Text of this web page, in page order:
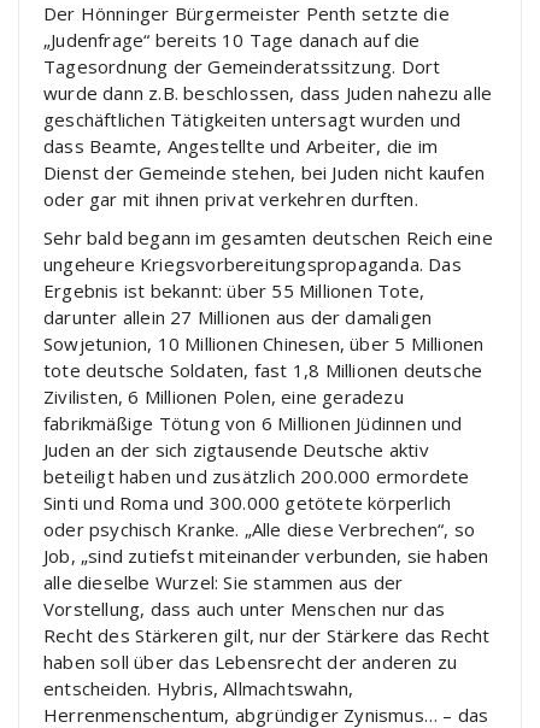
Der Hönninger Bürgermeister Penth setzte die
„Judenfrage“ bereits 10 Tage danach auf die
Tagesordnung der Gemeinderatssitzung. Dort
wurde dann z.B. beschlossen, dass Juden nahezu alle
geschäftlichen Tätigkeiten untersagt wurden und
dass Beamte, Angestellte und Arbeiter, die im
Dienst der Gemeinde stehen, bei Juden nicht kaufen
oder gar mit ihnen privat verkehren durften.
Sehr bald begann im gesamten deutschen Reich eine
ungeheure Kriegsvorbereitungspropaganda. Das
Ergebnis ist bekannt: über 55 Millionen Tote,
darunter allein 27 Millionen aus der damaligen
Sowjetunion, 10 Millionen Chinesen, über 5 Millionen
tote deutsche Soldaten, fast 1,8 Millionen deutsche
Zivilisten, 6 Millionen Polen, eine geradezu
fabrikmäßige Tötung von 6 Millionen Jüdinnen und
Juden an der sich zigtausende Deutsche aktiv
beteiligt haben und zusätzlich 200.000 ermordete
Sinti und Roma und 300.000 getötete körperlich
oder psychisch Kranke. „Alle diese Verbrechen“, so
Job, „sind zutiefst miteinander verbunden, sie haben
alle dieselbe Wurzel: Sie stammen aus der
Vorstellung, dass auch unter Menschen nur das
Recht des Stärkeren gilt, nur der Stärkere das Recht
haben soll über das Lebensrecht der anderen zu
entscheiden. Hybris, Allmachtswahn,
Herrenmenschentum, abgründiger Zynismus… – das